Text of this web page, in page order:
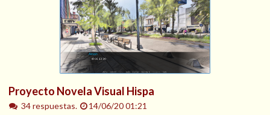
Proyecto Novela Visual Hispa
34 respuestas.
14/06/20 01:21